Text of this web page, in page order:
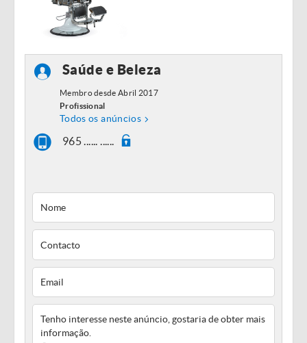
Saúde e Beleza
Membro desde Abril 2017
Profissional
Todos os anúncios
965 ...... ......